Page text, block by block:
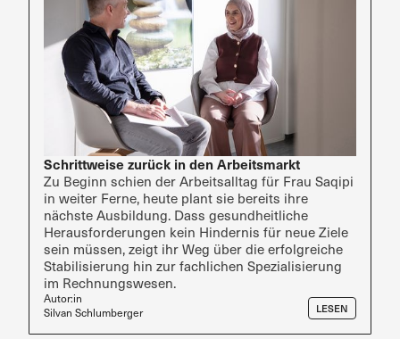
Schrittweise zurück in den Arbeitsmarkt
Zu Beginn schien der Arbeitsalltag für Frau Saqipi
in weiter Ferne, heute plant sie bereits ihre
nächste Ausbildung. Dass gesundheitliche
Herausforderungen kein Hindernis für neue Ziele
sein müssen, zeigt ihr Weg über die erfolgreiche
Stabilisierung hin zur fachlichen Spezialisierung
im Rechnungswesen.
Autor:in
Silvan Schlumberger
LESEN